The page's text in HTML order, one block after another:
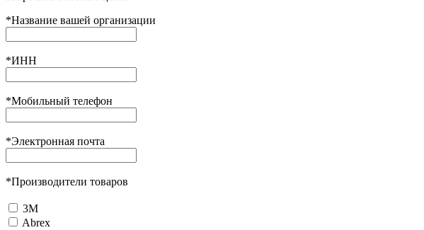
*Название вашей организации
*ИНН
*Мобильный телефон
*Электронная почта
*Производители товаров
3М
Abrex